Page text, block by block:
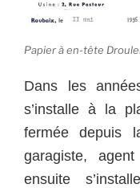
Papier à en-tête
Dans les
s’installe à la
fermée depuis
garagiste,
ensuite